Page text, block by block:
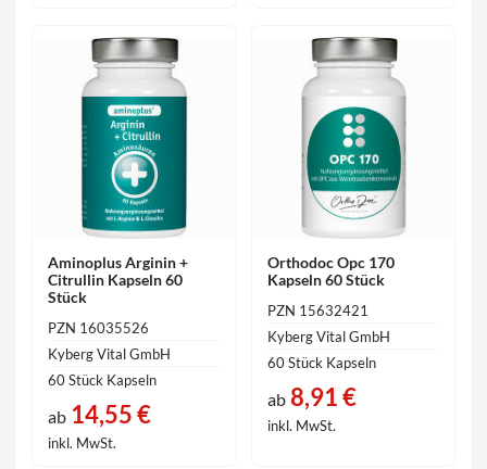
Aminoplus Arginin +
Citrullin Kapseln 60
Stück
PZN 16035526
Kyberg Vital GmbH
60 Stück Kapseln
ab 14,55 €
inkl. MwSt.
Orthodoc Opc 170
Kapseln 60 Stück
PZN 15632421
Kyberg Vital GmbH
60 Stück Kapseln
ab8,91 €
inkl. MwSt.